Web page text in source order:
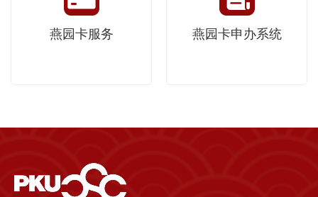
燕园卡服务 燕园卡申办系统